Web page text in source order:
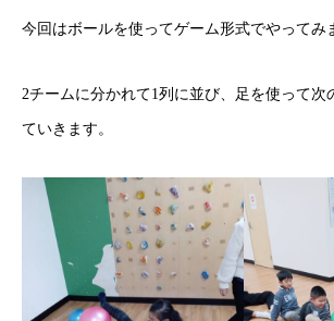
今回はボールを使ってゲーム形式でやってみ
2チームに分かれて1列に並び、足を使って次
ていきます。